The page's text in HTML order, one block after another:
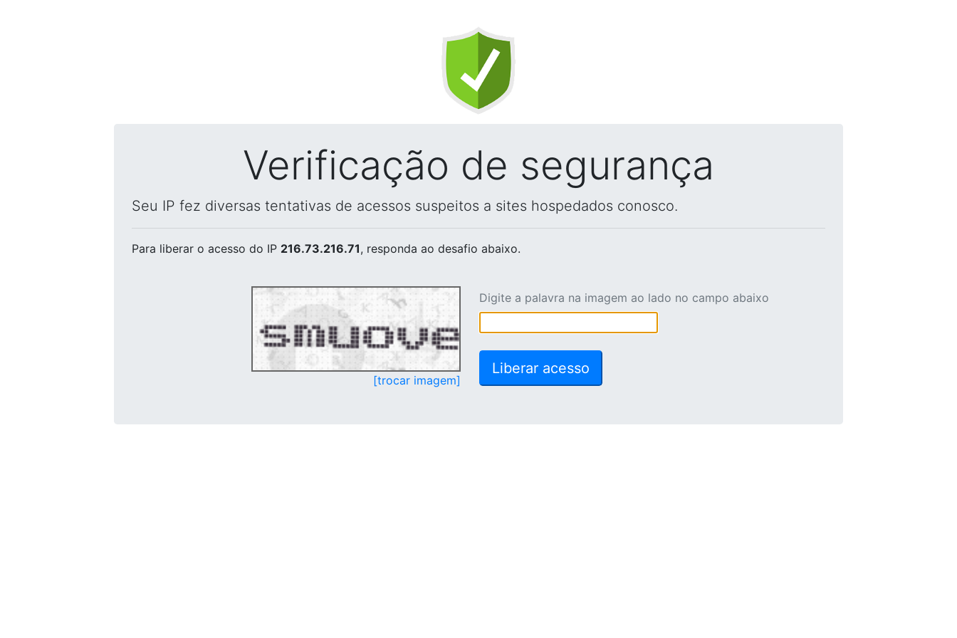
Verificação de segurança
Seu IP fez diversas tentativas de acessos suspeitos a sites hospedados conosco.
Para liberar o acesso do IP 216.73.216.71, responda ao desafio abaixo.
[trocar imagem]
Digite a palavra na imagem ao lado no campo abaixo